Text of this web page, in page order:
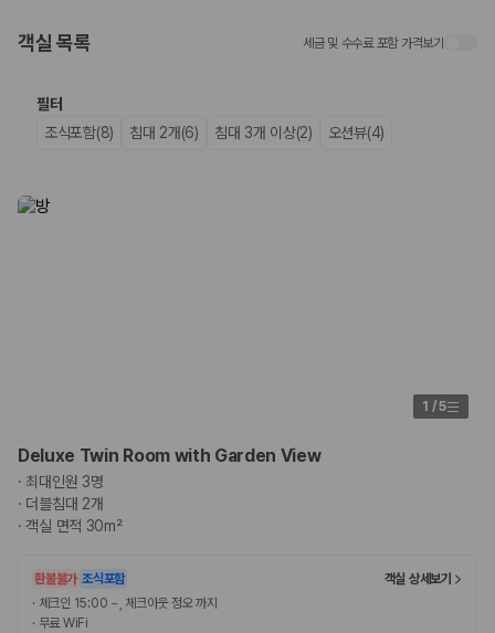
업체별 가격비교:
제주 렌트카 업체별 실시간 예약 가능 차량과 요금
차종별 최저가 비교:
인원에 맞는 차종별 가격을 비교합니다.
보험 조건 비교:일반자차, 완전자차, 슈퍼자차의 면책금과 보상 한
확인합니다.
실시간 예약:
제주렌트카 최저가는 차량 기본요금만으로 판단하기 어렵습니다. 보험 포
함 여부, 면책금, 보상 한도, 옵션 비용, 취소 수수료를 함께 확인해야 실제
로 저렴한 차량을 고를 수 있습니다.
2. 보험 조건은 가격만큼 중요합니다
완전자차와 슈퍼자차는 업체별 보장 범위가 다를 수 있습니다. 카모아에서
수준을 선택할 수 있습니다.
3. 제주공항 접근성과 셔틀 조건을 함께 확인하세요
객실 목록 세금 및 수수료 포함 가격보기
필터
조식포함(8)
침대 2개(6) 침대 3개 이상(2) 오션뷰(4)
1 /5
Deluxe Twin Room with Garden View
· 최대인원 3명
· 더블침대 2개
·객실 면적 30m²
환불불가 조식포함
객실 상세보기
· 체크인 15:00 ~, 체크아웃 정오 까지
· 무료 WiFi